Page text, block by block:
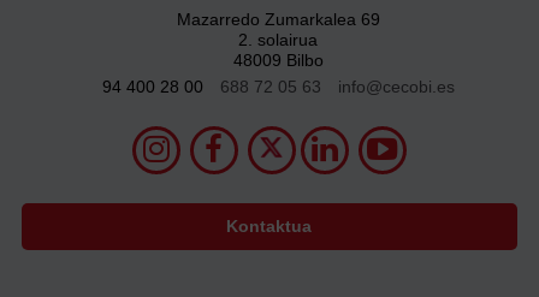
Mazarredo Zumarkalea 69
2. solairua
48009 Bilbo
94 400 28 00
688 72 05 63 info@cecobi.es
Kontaktua